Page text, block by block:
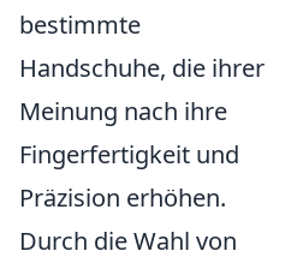
bestimmte
Handschuhe, die ihrer
Meinung nach ihre
Fingerfertigkeit und
Präzision erhöhen.
Durch die Wahl von